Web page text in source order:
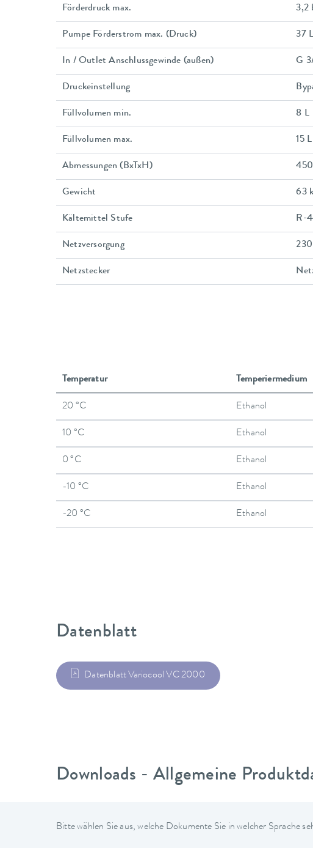
Förderdruck max. 3,2
Pumpe Förderstrom max. (Druck) 37
In / Outlet Anschlussgewinde (außen) G
Druckeinstellung
Füllvolumen min. 8 L
Füllvolumen max. 15 L
Abmessungen (BxTxH)
Gewicht 63
Kältemittel Stufe R-
Netzversorgung
Netzstecker
Temperatur Temperiermedium
20 °C Ethanol
10 °C Ethanol
0 °C Ethanol
-10 °C Ethanol
-20 °C Ethanol
Datenblatt
Datenblatt Variocool VC 2000
Downloads - Allgemeine
Bitte wählen Sie aus, welche Dokumente Sie in welcher Sprache